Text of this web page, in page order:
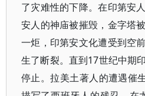
了灾难性的下降。在印第安
安人的神庙被摧毁，金字塔
一炬，印第安文化遭受到空
生了断裂。直到17世纪中期
停止。拉美土著人的遭遇催